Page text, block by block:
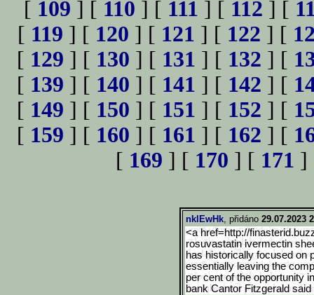
[ 109 ] [ 110 ] [ 111 ] [ 112 ] [
[ 119 ] [ 120 ] [ 121 ] [ 122 ] [
[ 129 ] [ 130 ] [ 131 ] [ 132 ] [
[ 139 ] [ 140 ] [ 141 ] [ 142 ] [
[ 149 ] [ 150 ] [ 151 ] [ 152 ] [
[ 159 ] [ 160 ] [ 161 ] [ 162 ] [
[ 169 ] [ 170 ] [ 171 ]
nklEwHk, přidáno 29.07.2023
<a href=http://
rosuvastatin ivermectin
has historically focused on
essentially leaving the
per cent of the opportunity
bank Cantor Fitzgerald